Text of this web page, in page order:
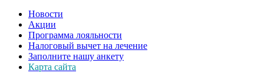
Новости
Акции
Программа лояльности
Налоговый вычет на лечение
Заполните нашу анкету
Карта сайта